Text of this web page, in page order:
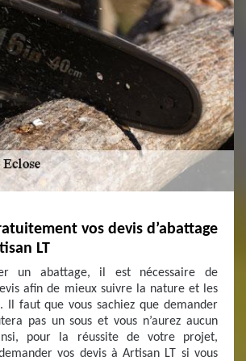
vos devis d’abattage
LT
un abattage, il est nécessaire de
afin de mieux suivre la nature et les
Il faut que vous sachiez que demander
pas un sous et vous n’aurez aucun
pour la réussite de votre projet,
vos devis à Artisan LT si vous